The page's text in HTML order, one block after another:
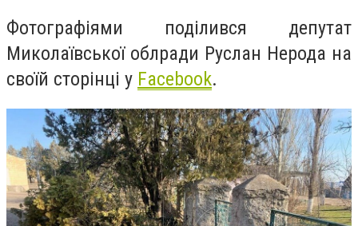
Фотографіями поділився депутат
Миколаївської облради Руслан Нерода на
своїй сторінці у Facebook.